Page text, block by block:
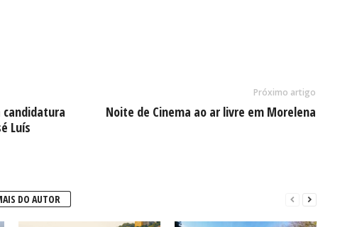
candidatura
Luís
Próximo artigo
Noite de Cinema ao ar livre em Morelena
DO AUTOR